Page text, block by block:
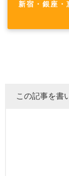
新宿・銀座・
この記事を書